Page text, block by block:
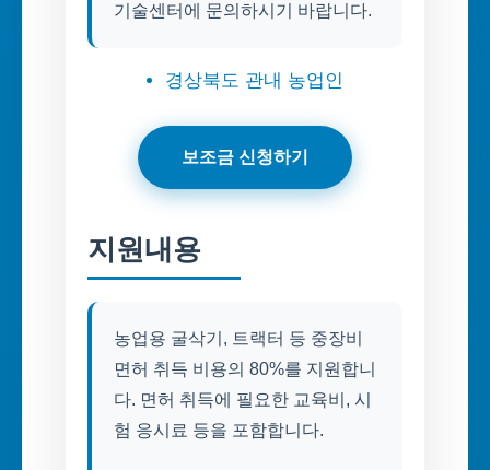
기술센터에 문의하시기 바랍니다.
경상북도 관내 농업인
보조금 신청하기
지원내용
농업용 굴삭기, 트랙터 등 중장비
면허 취득 비용의 80%를 지원합니
다. 면허 취득에 필요한 교육비, 시
험 응시료 등을 포함합니다.